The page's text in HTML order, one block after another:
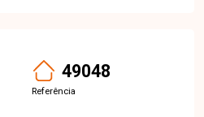
49048
Referência